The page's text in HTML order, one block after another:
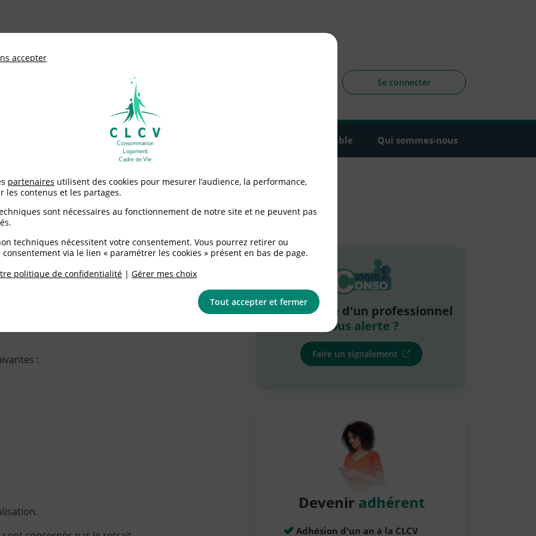
de défense des consommateurs et usagers
Se connecter
Environnement / Santé Agir ensemble Qui sommes-nous
Ananas JUS COOL BLISS
COOL BLISS
rappel des produits Boisson à l’ananas JUS
A dans la cannette.
:
La pratique d'un professionnel
vous alerte ?
Faire un signalement
Devenir adhérent
Adhésion d'un an à la CLCV
accepter
partenaires utilisent des cookies pour mesurer l’audience, la performance,
les contenus et les partages.
sont nécessaires au fonctionnement de notre site et ne peuvent pas
techniques nécessitent votre consentement. Vous pourrez retirer ou
via le lien « paramétrer les cookies » présent en bas de page.
politique de confidentialité | Gérer mes choix
Tout accepter et fermer